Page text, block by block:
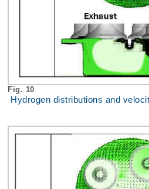
Fig. 10
Hydrogen distributions and